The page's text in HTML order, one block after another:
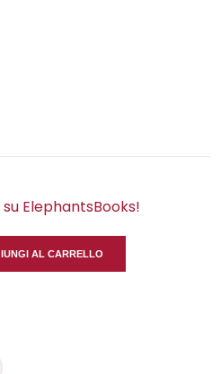
su ElephantsBooks!
AL CARRELLO